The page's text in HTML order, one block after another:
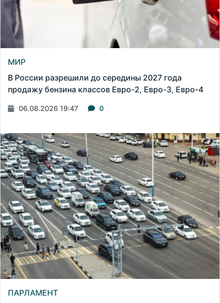
МИР
В России разрешили до середины 2027 года
продажу бензина классов Евро-2, Евро-3, Евро-4
06.08.2026 19:47 0
ПАРЛАМЕНТ